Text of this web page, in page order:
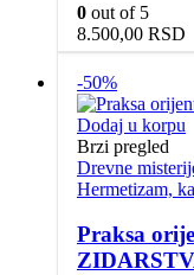
0 out of 5
8.500,00 RSD
-50%
Dodaj u korpu
Brzi pregled
Drevne
Hermetizam,
Praksa